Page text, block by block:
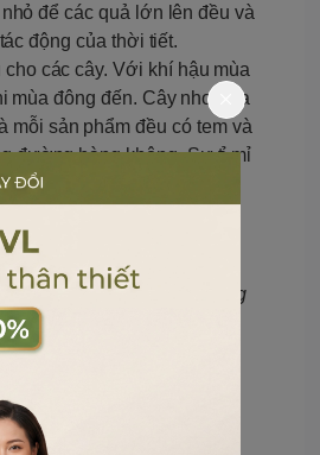
để các quả lớn lên đều và
động của thời tiết.
các cây. Với khí hậu mùa
mùa đông đến. Cây nho sữa
sản phẩm đều có tem và
đường hàng không. Sự tỉ mỉ
nghiệp đảm bảo cung